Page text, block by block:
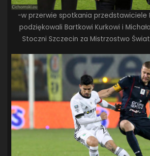
-w przerwie spotkania przedstawiciele
podziękowali Bartkowi Kurkowi i
Stoczni Szczecin za Mistrzostwo